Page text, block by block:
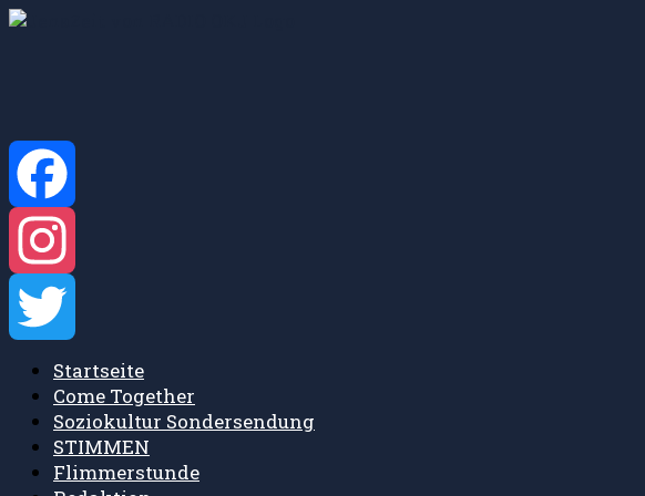
Zum
Facebook
Instagram
TwitterStartseite
Come Together
Soziokultur Sondersendung
STIMMEN
Flimmerstunde